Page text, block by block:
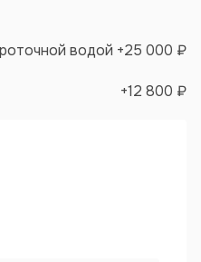
водой +25 000 ₽
+12 800 ₽